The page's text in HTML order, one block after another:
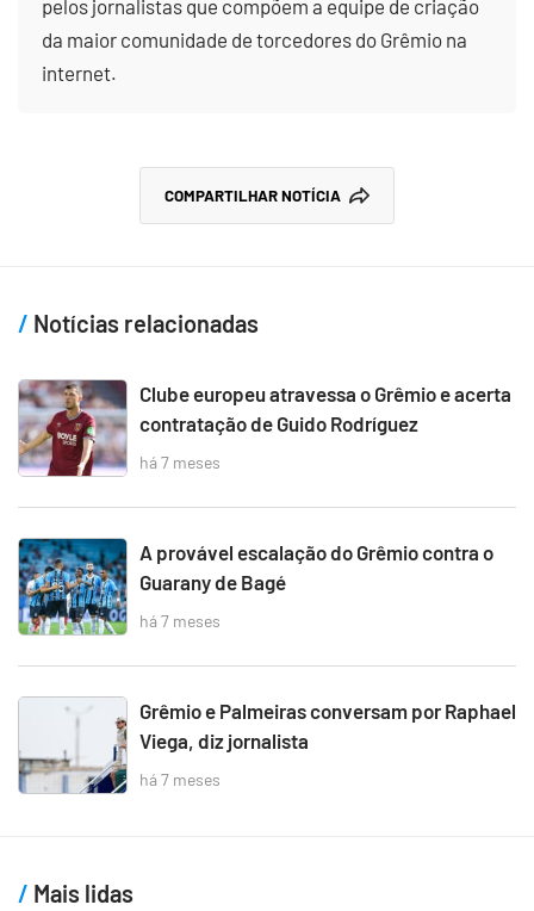
pelos jornalistas que compõem a equipe de criação
da maior comunidade de torcedores do Grêmio na
internet.
COMPARTILHAR NOTÍCIA
Notícias relacionadas
Clube europeu atravessa o Grêmio e acerta
contratação de Guido Rodríguez
há 7 meses
A provável escalação do Grêmio contra o
Guarany de Bagé
há 7 meses
Grêmio e Palmeiras conversam por Raphael
Viega, diz jornalista
há 7 meses
Mais lidas